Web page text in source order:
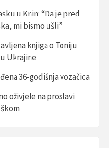
u Knin: “Da je pred
mi bismo ušli”
knjiga o Toniju
Ukrajine
36-godišnja vozačica
oživjele na proslavi